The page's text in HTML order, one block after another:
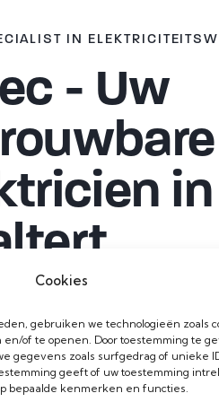
Cookies
gebruiken we technologieën zoals
of te openen. Door toestemming te
gegevens zoals surfgedrag of unieke
geeft of uw toestemming
bepaalde kenmerken en functies.
IN
- Uw
in
Alltec, uw betrouwbare
omgeving. Wij zijn
en hebben
die klaarstaan